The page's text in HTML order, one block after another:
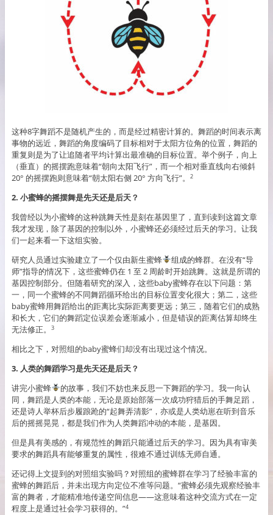
这种8字舞蹈不是随机产生的，而是经过精密计算的。舞蹈的时间表示离
事物的远近，舞蹈的角度编码了目标相对于太阳方位角的位置，舞蹈的
重复则是为了让追随者平均计算出最准确的目标位置。举个例子，向上
（垂直）的摇摆跑意味着“朝向太阳飞行”，而一个相对垂直线向右倾斜
20° 的摇摆跑则意味着“朝太阳右侧 20° 方向飞行”。
2
2. 小蜜蜂的摇摆舞是先天还是后天？
我曾经以为小蜜蜂的这种跳舞天性是刻在基因里了，直到读到这篇文章
我才发现，除了基因的控制以外，小蜜蜂还必须经过后天的学习。让我
们一起来看一下这组实验。
研究人员通过实验建立了一个仅由新生蜜蜂
组成的蜂群。在没有“导
师”指导的情况下，这些蜜蜂仍在 1 至 2 周龄时开始跳舞。这就是所谓的
基因控制部分。但随着研究的深入，这些baby蜜蜂存在以下问题：第
一，同一个蜜蜂的不同舞蹈循环给出的目标位置变化很大；第二，这些
baby蜜蜂用舞蹈给出的距离比实际距离要更远；第三，随着它们的成熟
和长大，它们的舞蹈定位误差会逐渐减小，但是错误的距离估算却终生
无法修正。
3
相比之下，对照组的baby蜜蜂们却没有出现过这个情况。
3. 人类的舞蹈学习是先天还是后天？
讲完小蜜蜂
的故事，我们不妨也来反思一下舞蹈的学习。我一向认
同，舞蹈是人类的本能，无论是原始部落一次成功狩猎后的手舞足蹈，
还是诗人举杯后步履踉跄的“起舞弄清影”，亦或是人类幼崽在听到音乐
后的摇摇晃晃，都是我们作为人类舞蹈冲动的本能，是基因。
但是具有美感的，有规范性的舞蹈只能通过后天的学习。因为具有审美
要求的舞蹈具有能够重复的属性，很难不通过训练无师自通。
还记得上文提到的对照组实验吗？对照组的蜜蜂群在学习了经验丰富的
蜜蜂的舞蹈后，并未出现方向定位不准等问题。“蜜蜂必须先观察经验丰
富的舞者，才能精准地传递空间信息——这意味着这种交流方式在一定
程度上是通过社会学习获得的。”4